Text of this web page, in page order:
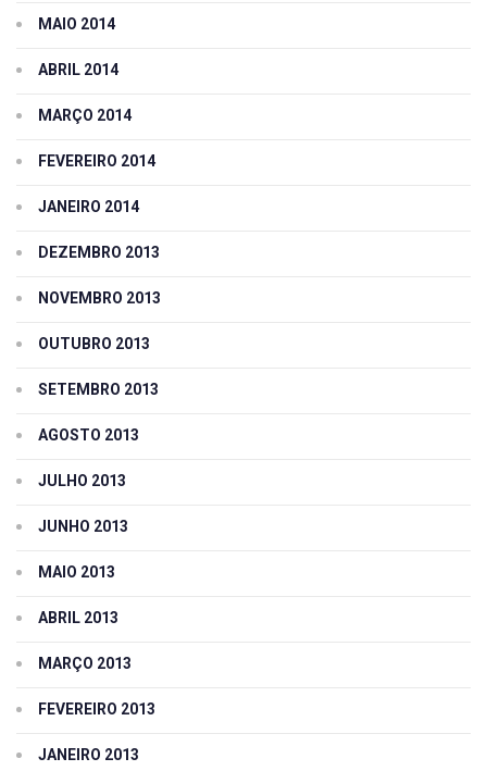
MAIO 2014
ABRIL 2014
MARÇO 2014
FEVEREIRO 2014
JANEIRO 2014
DEZEMBRO 2013
NOVEMBRO 2013
OUTUBRO 2013
SETEMBRO 2013
AGOSTO 2013
JULHO 2013
JUNHO 2013
MAIO 2013
ABRIL 2013
MARÇO 2013
FEVEREIRO 2013
JANEIRO 2013